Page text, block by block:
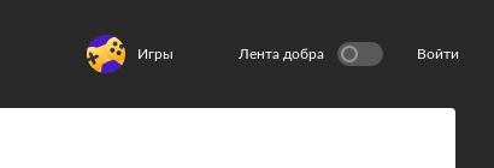
Игры Лента добра Войти